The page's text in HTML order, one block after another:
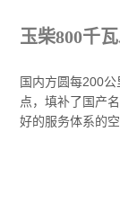
玉柴800千
国内方圆每200
点，填补了国产
好的服务体系的空